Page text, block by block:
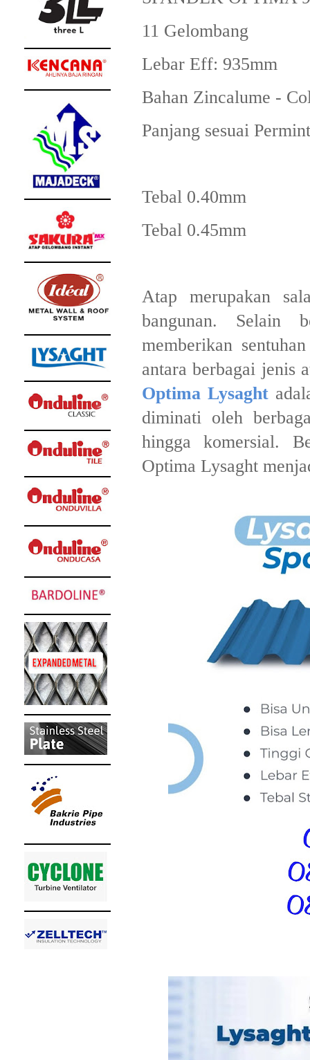
11 Gelombang
Lebar Eff: 935mm
Bahan Zincalume -
Panjang sesuai
Tebal 0.40mm
Tebal 0.45mm
Atap merupakan
bangunan. Selain
memberikan
antara berbagai jenis
Optima Lysaght
diminati oleh
hingga komersial.
Optima Lysaght